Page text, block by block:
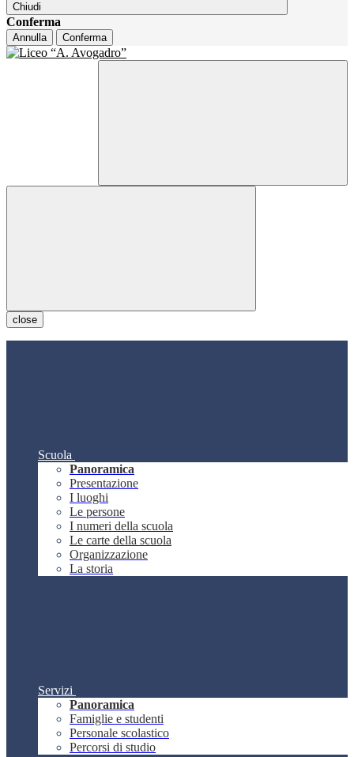
Chiudi
Conferma
Annulla Conferma
close
Scuola
Panoramica
Presentazione
I luoghi
Le persone
I numeri della scuola
Le carte della scuola
Organizzazione
La storia
Servizi
Panoramica
Famiglie e studenti
Personale scolastico
Percorsi di studio